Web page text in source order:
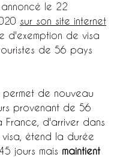
le 22
sur son site internet
d'exemption de visa
de 56 pays
permet de nouveau
provenant de 56
France, d'arriver dans
étend la durée
jours mais maintient